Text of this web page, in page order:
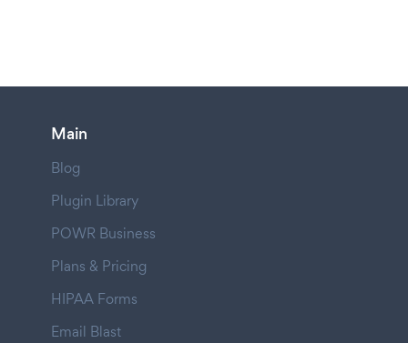
Main
Blog
Plugin Library
POWR Business
Plans & Pricing
HIPAA Forms
Email Blast